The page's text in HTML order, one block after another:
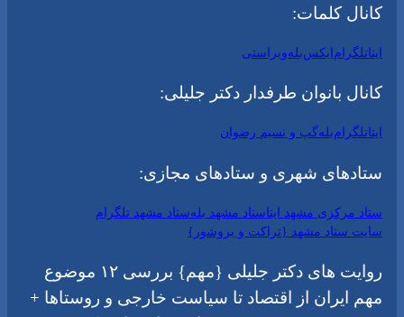
کانال کلمات:
ایتاتلگرامایکسبلهویراستی
کانال بانوان طرفدار دکتر جلیلی:
ایتاتلگرامبلهگپ و نسیم رضوان
ستادهای شهری و ستادهای مجازی:
ستاد مرکزی مشهد ایتاستاد مشهد بلهستاد مشهد تلگرام
سایت ستاد مشهد {تراکت و بروشور}
روایت های دکتر جلیلی {مهم} بررسی ۱۲ موضوع
مهم ایران از اقتصاد تا سیاست خارجی و روستاها +